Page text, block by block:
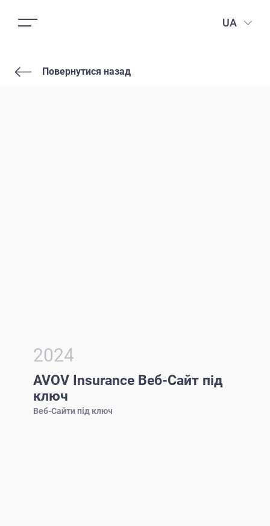
UA
Повернутися назад
2024
AVOV Insurance Веб-Сайт під
ключ
Веб-Сайти під ключ